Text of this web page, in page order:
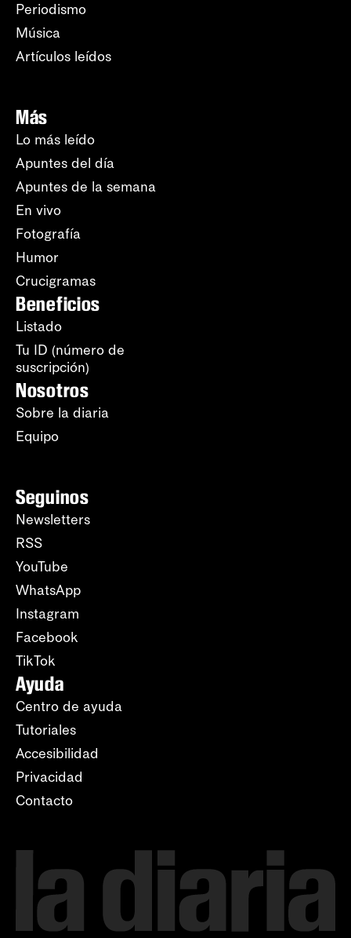
Periodismo
Música
Artículos leídos
Más
Lo más leído
Apuntes del día
Apuntes de la semana
En vivo
Fotografía
Humor
Crucigramas
Beneficios
Listado
Tu ID (número de
suscripción)
Nosotros
Sobre la diaria
Equipo
Seguinos
Newsletters
RSS
YouTube
WhatsApp
Instagram
Facebook
TikTok
Ayuda
Centro de ayuda
Tutoriales
Accesibilidad
Privacidad
Contacto